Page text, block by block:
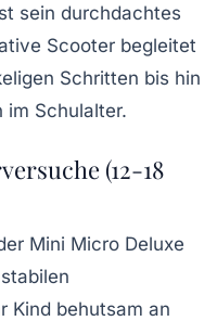
sein durchdachtes
Scooter begleitet
Schritten bis hin
im Schulalter.
(12-18
Mini Micro Deluxe
Kind behutsam an